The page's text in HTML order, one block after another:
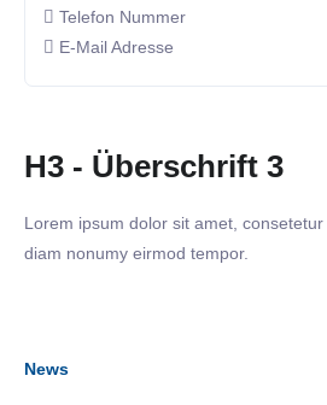
Telefon Nummer
E-Mail Adresse
H3 - Überschrift 3
Lorem ipsum dolor sit amet,
diam nonumy eirmod tempor.
News